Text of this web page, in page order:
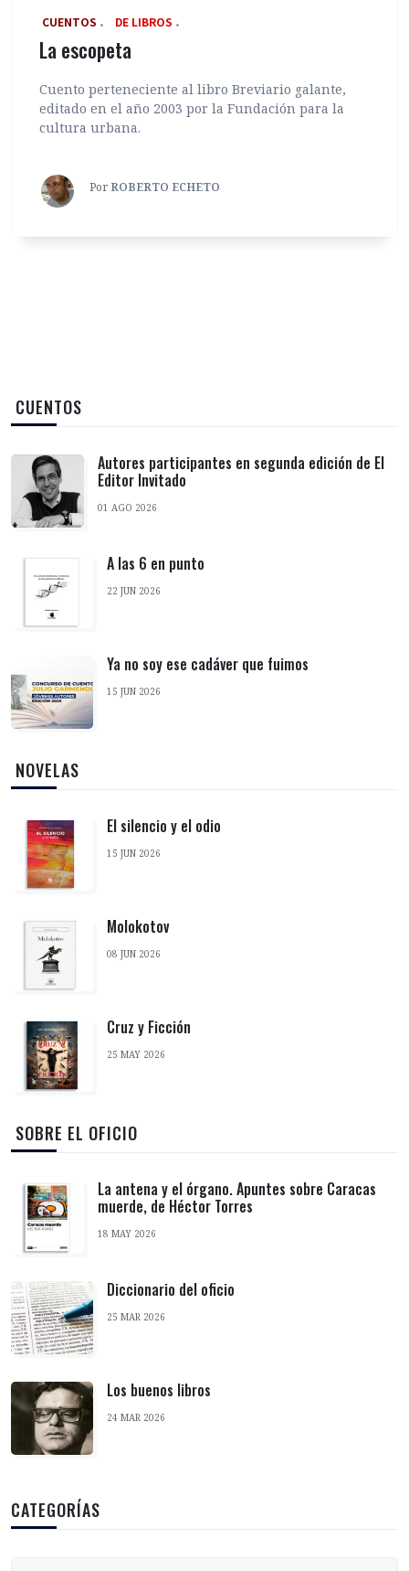
‎ CUENTOS DE LIBROS
La escopeta
Cuento perteneciente al libro Breviario galante,
editado en el año 2003 por la Fundación para la
cultura urbana.
Por ROBERTO ECHETO
‎ CUENTOS
Autores participantes en segunda edición de El
Editor Invitado
01 AGO 2026
A las 6 en punto
22 JUN 2026
Ya no soy ese cadáver que fuimos
15 JUN 2026
‎ NOVELAS
El silencio y el odio
15 JUN 2026
Molokotov
08 JUN 2026
Cruz y Ficción
25 MAY 2026
‎ SOBRE EL OFICIO
La antena y el órgano. Apuntes sobre Caracas
muerde, de Héctor Torres
18 MAY 2026
Diccionario del oficio
25 MAR 2026
Los buenos libros
24 MAR 2026
CATEGORÍAS